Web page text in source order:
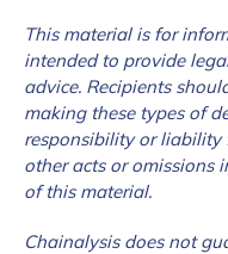
This material is for
intended to provide
advice. Recipients
making these types of
responsibility or liability
other acts or omissions
of this material.
Chainalysis does not